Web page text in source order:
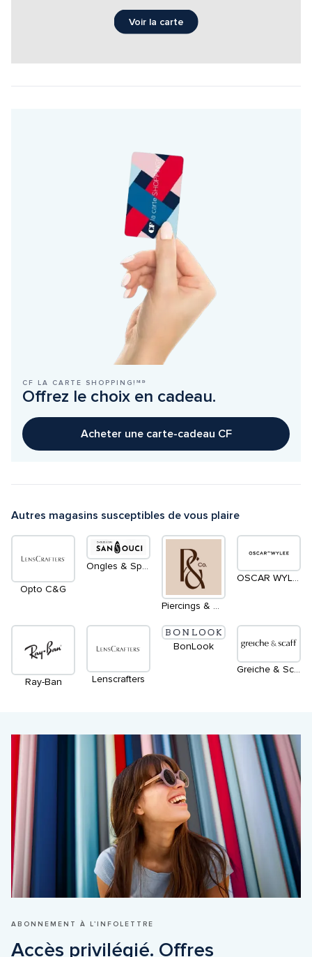
Voir la carte
CF LA CARTE SHOPPING!ᴹᴰ
Offrez le choix en cadeau.
Acheter une carte-cadeau CF
Autres magasins susceptibles de vous plaire
Opto C&G
Ongles & Spa Sans Souci
Ray-Ban Lenscrafters
BonLook
Greiche & Scaff
ABONNEMENT À L’INFOLETTRE
Accès privilégié. Offres